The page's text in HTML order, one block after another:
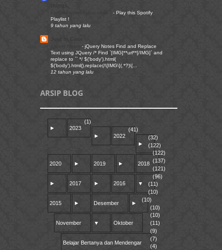
- Play this Spotify
Playlist !
9 tahun yang lalu
- jQuery Notes Find and Replace
Text using JQuery /* Find `[IMG]**url**[/IMG]` and
replace to `` */ $('body').html(
$('body').html().replace(/\[IMG\](.*?)\[...
12 tahun yang lalu
ARSIP BLOG
► 2023
(1)
► 2022
(41)
►
2020
(32)
► 2019
(122)
► 2018
(122)
► 2017
(137)
► 2016
(121)
▼
2015
(96)
► Desember
(11)
►
November
(10)
▼ Oktober
(10)
Belajar Bertanya dan Mendengar
(10)
(10)
(11)
(9)
(7)
(4)